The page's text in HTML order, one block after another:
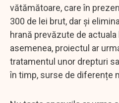
vătămătoare, care în
300 de lei brut, dar și
hrană prevăzute de actuala
asemenea, proiectul ar
tratamentul unor drepturi
în timp, surse de diferențe